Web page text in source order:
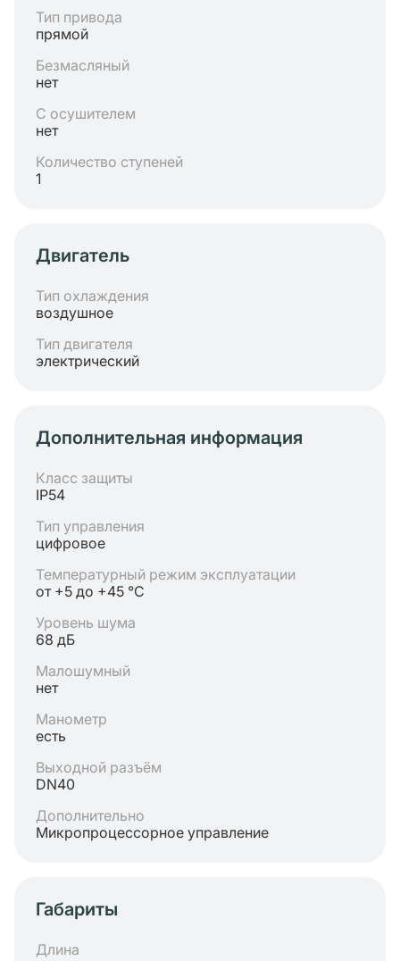
Тип привода
прямой
Безмасляный
нет
С осушителем
нет
Количество ступеней
1
Двигатель
Тип охлаждения
воздушное
Тип двигателя
электрический
Дополнительная информация
Класс защиты
IP54
Тип управления
цифровое
Температурный режим эксплуатации
от +5 до +45 °C
Уровень шума
68 дБ
Малошумный
нет
Манометр
есть
Выходной разъём
DN40
Дополнительно
Микропроцессорное управление
Габариты
Длина